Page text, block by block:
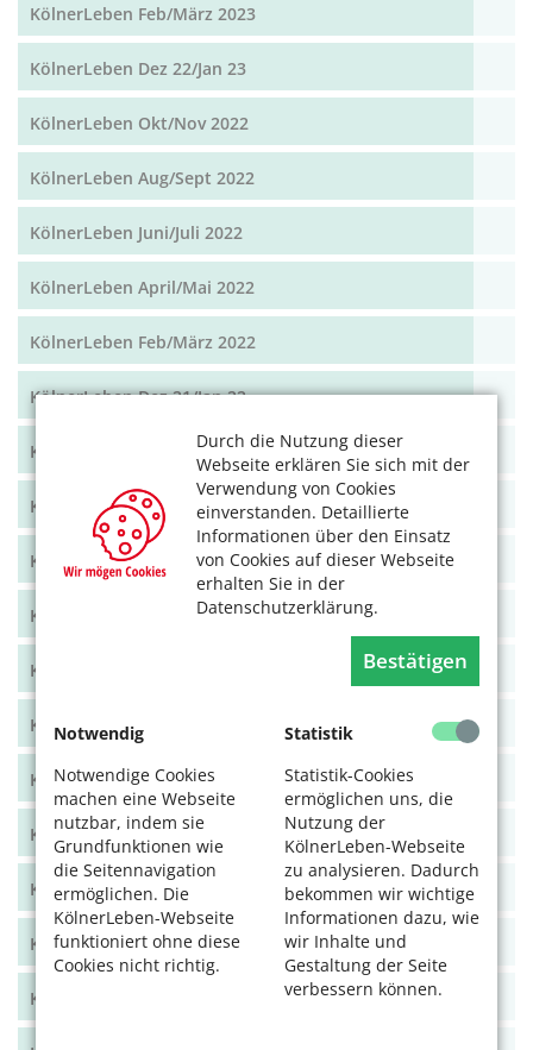
Durch die Nutzung dieser
Webseite erklären Sie sich mit der
Verwendung von Cookies
einverstanden. Detaillierte
Informationen über den Einsatz
von Cookies auf dieser Webseite
erhalten Sie in der
Datenschutzerklärung.
Bestätigen
Notwendig
Notwendige Cookies
machen eine Webseite
nutzbar, indem sie
Grundfunktionen wie
die Seitennavigation
ermöglichen. Die
KölnerLeben-Webseite
funktioniert ohne diese
Cookies nicht richtig.
Statistik
Statistik-Cookies
ermöglichen uns, die
Nutzung der
KölnerLeben-Webseite
zu analysieren. Dadurch
bekommen wir wichtige
Informationen dazu, wie
wir Inhalte und
Gestaltung der Seite
verbessern können.
KölnerLeben Feb/März 2023
KölnerLeben Dez 22/Jan 23
KölnerLeben Okt/Nov 2022
KölnerLeben Aug/Sept 2022
KölnerLeben Juni/Juli 2022
KölnerLeben April/Mai 2022
KölnerLeben Feb/März 2022
KölnerLeben Dez 21/Jan 22
KölnerLeben Okt/Nov 2021
KölnerLeben Aug/Sept 2021
KölnerLeben Juni/Juli 2021
KölnerLeben April/Mai 2021
KölnerLeben Feb/März 2021
KölnerLeben Dez 20/Jan 21
KölnerLeben Okt/Nov 2020
KölnerLeben Aug/Sept 2020
KölnerLeben Juni/Juli 2020
KölnerLeben April/Mai 2020
KölnerLeben Feb/März 2020